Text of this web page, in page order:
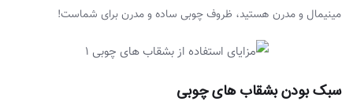
مینیمال و مدرن هستید، ظروف چوبی ساده و مدرن برای شماست!
سبک بودن بشقاب های چوبی